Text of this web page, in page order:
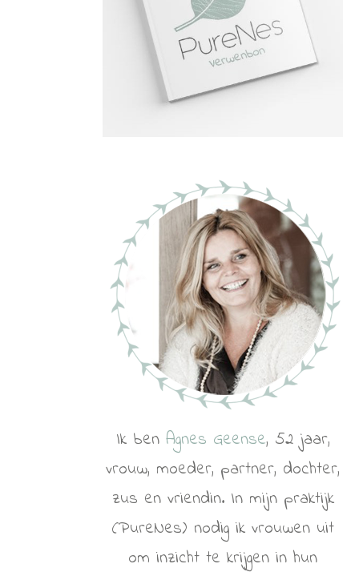
Ik ben Agnes Geense, 52 jaar,
vrouw, moeder, partner, dochter,
zus en vriendin. In mijn praktijk
(PureNes) nodig ik vrouwen uit
om inzicht te krijgen in hun